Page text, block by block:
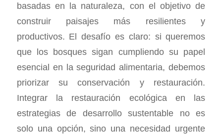
basadas en la naturaleza, con el objetivo de
construir paisajes más resilientes y
productivos. El desafío es claro: si queremos
que los bosques sigan cumpliendo su papel
esencial en la seguridad alimentaria, debemos
priorizar su conservación y restauración.
Integrar la restauración ecológica en las
estrategias de desarrollo sustentable no es
solo una opción, sino una necesidad urgente